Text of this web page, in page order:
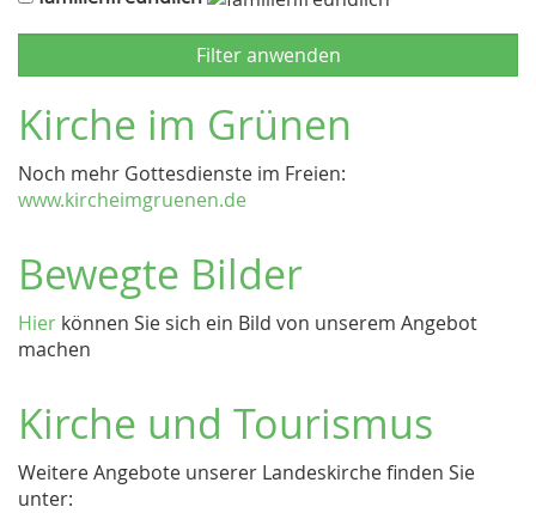
Kirche im Grünen
Noch mehr Gottesdienste im Freien:
www.kircheimgruenen.de
Bewegte Bilder
Hier können Sie sich ein Bild von unserem Angebot
machen
Kirche und Tourismus
Weitere Angebote unserer Landeskirche finden Sie
unter: